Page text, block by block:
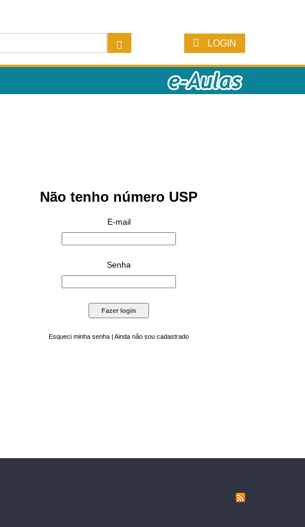
LOGIN
Não tenho número USP
E-mail
Senha
Esqueci minha senha | Ainda não sou cadastrado